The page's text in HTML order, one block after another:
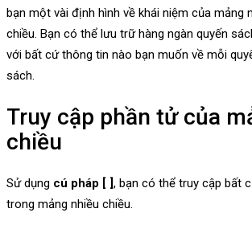
bạn một vài định hình về khái niệm của mảng
chiều. Bạn có thể lưu trữ hàng ngàn quyến
với bất cứ thông tin nào bạn muốn về mỗi
sách.
Truy cập phần tử của
chiều
Sử dụng cú pháp [ ], bạn có thể truy cập bất
trong mảng nhiều chiều.